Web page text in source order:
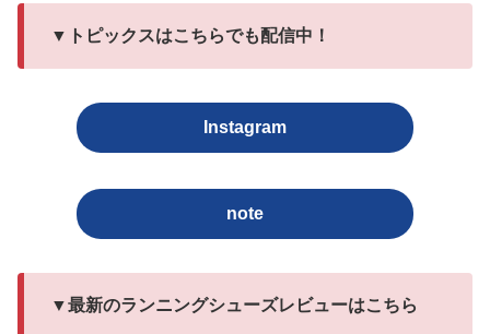
▼トピックスはこちらでも配信中！
Instagram
note
▼最新のランニングシューズレビューはこちら